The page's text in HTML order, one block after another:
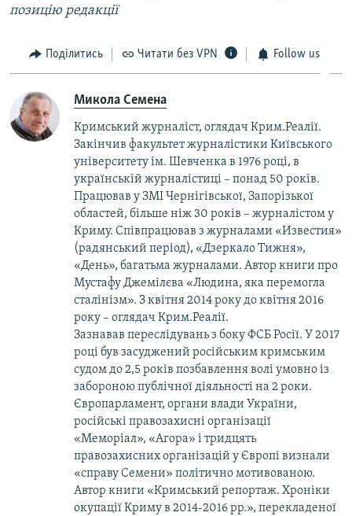
позицію редакції
Поділитись Читати без VPN Follow us
Микола Семена
Кримський журналіст, оглядач Крим.Реалії.
Закінчив факультет журналістики Київського
університету ім. Шевченка в 1976 році, в
українській журналістиці – понад 50 років.
Працював у ЗМІ Чернігівської, Запорізької
областей, більше ніж 30 років – журналістом у
Криму. Співпрацював з журналами «Известия»
(радянський період), «Дзеркало Тижня»,
«День», багатьма журналами. Автор книги про
Мустафу Джемілєва «Людина, яка перемогла
сталінізм». З квітня 2014 року до квітня 2016
року – оглядач Крим.Реалії.
Зазнавав переслідувань з боку ФСБ Росії. У 2017
році був засуджений російським кримським
судом до 2,5 років позбавлення волі умовно із
забороною публічної діяльності на 2 роки.
Європарламент, органи влади України,
російські правозахисні організації
«Меморіал», «Агора» і тридцять
правозахисних організацій у Європі визнали
«справу Семени» політично мотивованою.
Автор книги «Кримський репортаж. Хроніки
окупації Криму в 2014-2016 рр.», перекладеної